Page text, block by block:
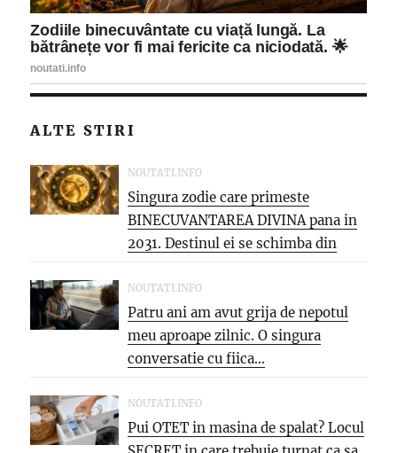
ALTE STIRI
NOUTATI.INFO
Singura zodie care primeste
BINECUVANTAREA DIVINA pana in
2031. Destinul ei se schimba din
temelii,...
NOUTATI.INFO
Patru ani am avut grija de nepotul
meu aproape zilnic. O singura
conversatie cu fiica...
NOUTATI.INFO
Pui OTET in masina de spalat? Locul